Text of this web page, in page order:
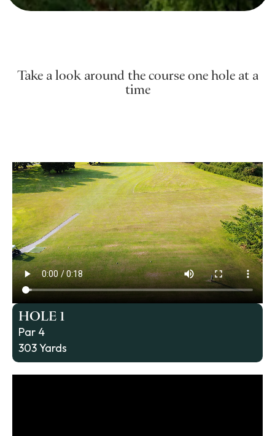
Take a look around the course one hole at a
time
HOLE 1
Par 4
303 Yards